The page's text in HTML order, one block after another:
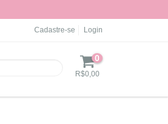
Cadastre-se Login
0
R$0,00